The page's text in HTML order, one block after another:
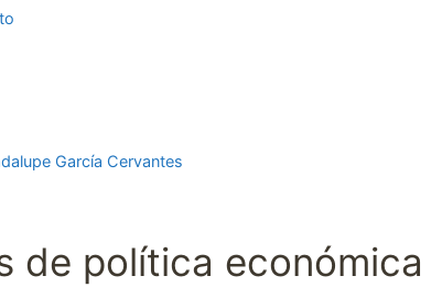
García Cervantes
de política económica